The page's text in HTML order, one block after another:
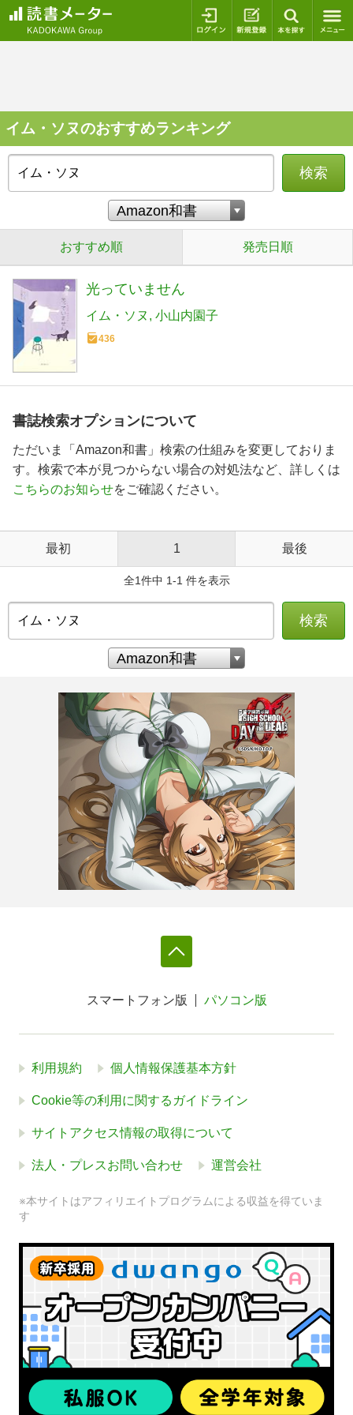
ログイン 新規登録
イム・ソヌのおすすめランキング
検索
おすすめ順 発売日順
光っていません
イム・ソヌ 小山内園子
436
書誌検索オプションについて
ただいま「Amazon和書」検索の仕組みを変更しておりま
す。検索で本が見つからない場合の対処法など、詳しくは
こちらのお知らせをご確認ください。
最初 1 最後
全1件中 1-1 件を表示
検索
スマートフォン版 パソコン版
利用規約 個人情報保護基本方針
Cookie等の利用に関するガイドライン
サイトアクセス情報の取得について
法人・プレスお問い合わせ 運営会社
※本サイトはアフィリエイトプログラムによる収益を得ていま
す